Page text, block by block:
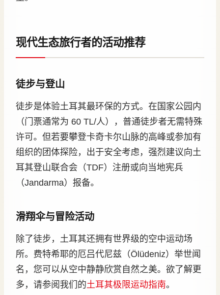
现代生态旅行者的活动推荐
徒步与登山
徒步是体验土耳其最环保的方式。在国家公园内
（门票通常为 60 TL/人），普通徒步者无需特殊
许可。但若要攀登卡奇卡尔山脉的高峰或参加有
组织的团体探险，出于安全考虑，强烈建议向土
耳其登山联合会（TDF）注册或向当地宪兵
（Jandarma）报备。
滑翔伞与冒险活动
除了徒步，土耳其还拥有世界级的空中运动场
所。费特希耶的厄吕代尼兹（Ölüdeniz）举世闻
名，您可以从空中静静欣赏自然之美。欲了解更
多，请参阅我们的土耳其极限运动指南。